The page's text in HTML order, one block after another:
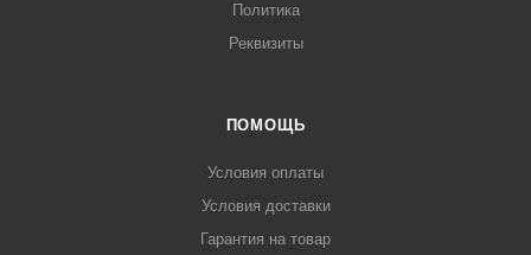
Политика
Реквизиты
ПОМОЩЬ
Условия оплаты
Условия доставки
Гарантия на товар